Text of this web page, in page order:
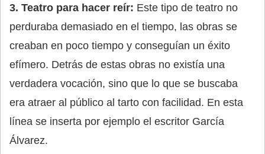
3. Teatro para hacer reír: Este tipo de teatro no
perduraba demasiado en el tiempo, las obras se
creaban en poco tiempo y conseguían un éxito
efímero. Detrás de estas obras no existía una
verdadera vocación, sino que lo que se buscaba
era atraer al público al tarto con facilidad. En esta
línea se inserta por ejemplo el escritor García
Álvarez.